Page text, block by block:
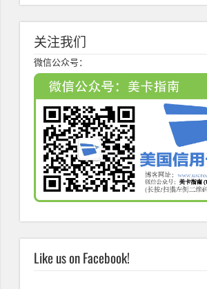
关注我们
微信公众号：
Like us on Facebook!